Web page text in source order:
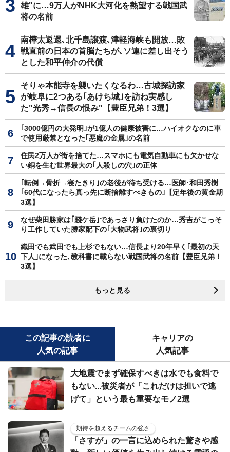
雄"に…9万人がNHK大河化を熱望する戦国武
将の名前
南樺太返還､北千島譲渡､津軽海峡も開放…敗
戦直前の日本の首脳たちが､ソ連に差し出そう
とした和平仲介の代償
そりゃ本能寺を襲いたくなるわ…古城探訪家
が岐阜に2つある｢あけち城｣を訪ね実感し
た"光秀→信長の恨み"【豊臣兄弟！3選】
｢3000億円の大発明｣が1億人の健康被害に…ハイオクなのに車
で使用厳禁となった｢悪魔の金属｣の名前
住民2万人が街を捨てた…スマホにも電気自動車にも欠かせな
い銅を生む世界最大の｢人殺しの穴｣の正体
｢転倒→骨折→寝たきり｣の老後が待ち受ける…医師･和田秀樹
｢60代になったら真っ先に断捨離すべきもの｣【定年後の黄金期
3選】
なぜ柴田勝家は｢賤ケ岳｣であっさり負けたのか…秀吉がこっそ
り工作していた勝家配下の｢大物武将｣の裏切り
織田でも武田でも上杉でもない…信長より20年早く｢最初の天
下人｣になった､教科書に載らない戦国武将の名前【豊臣兄弟！
3選】
もっと見る
この記事の読者に
人気の記事
キャリアの
人気記事
大地震でまず確保すべきは水でも食料で
もない...被災者が「これだけは担いで逃
げて」という最も重要なモノ2選
期待を超えるチームの強さ
「さすが」の一言に込められた驚きや感